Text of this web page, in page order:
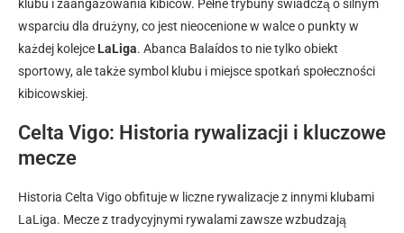
klubu i zaangażowania kibiców. Pełne trybuny świadczą o silnym
wsparciu dla drużyny, co jest nieocenione w walce o punkty w
każdej kolejce LaLiga. Abanca Balaídos to nie tylko obiekt
sportowy, ale także symbol klubu i miejsce spotkań społeczności
kibicowskiej.
Celta Vigo: Historia rywalizacji i kluczowe
mecze
Historia Celta Vigo obfituje w liczne rywalizacje z innymi klubami
LaLiga. Mecze z tradycyjnymi rywalami zawsze wzbudzają